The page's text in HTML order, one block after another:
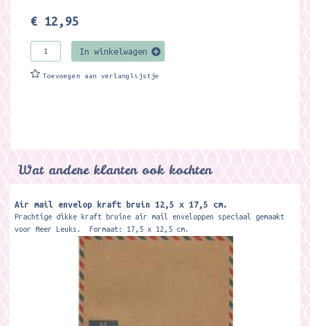
€ 12,95
In winkelwagen
Toevoegen aan verlanglijstje
Wat andere klanten ook kochten
Air mail envelop kraft bruin 12,5 x 17,5 cm.
Prachtige dikke kraft bruine air mail enveloppen speciaal gemaakt
voor Meer Leuks. Formaat: 17,5 x 12,5 cm.